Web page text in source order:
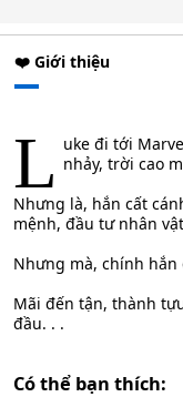
❤️ Giới thiệu
L uke đi tới
nhảy, trời cao
Nhưng là, hắn cất
mệnh, đầu tư nhân
Nhưng mà, chính
Mãi đến tận, thành
đầu. . .
Có thể bạn thích: